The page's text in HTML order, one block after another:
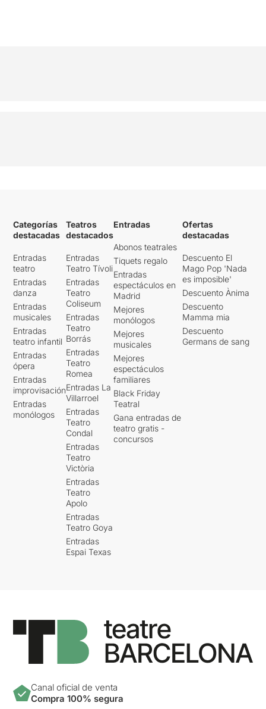
Categorías
destacadas
Entradas
teatro
Entradas
danza
Entradas
musicales
Entradas
teatro infantil
Entradas
ópera
Entradas
improvisación
Entradas
monólogos
Teatros
destacados
Entradas
Teatro Tívoli
Entradas
Teatro
Coliseum
Entradas
Teatro
Borrás
Entradas
Teatro
Romea
Entradas La
Villarroel
Entradas
Teatro
Condal
Entradas
Teatro
Victòria
Entradas
Teatro
Apolo
Entradas
Teatro Goya
Entradas
Espai Texas
Entradas
Abonos teatrales
Tiquets regalo
Entradas
espectáculos en
Madrid
Mejores
monólogos
Mejores
musicales
Mejores
espectáculos
familiares
Black Friday
Teatral
Gana entradas de
teatro gratis -
concursos
Ofertas
destacadas
Descuento El
Mago Pop 'Nada
es imposible'
Descuento Ànima
Descuento
Mamma mia
Descuento
Germans de sang
Canal oficial de venta
Compra 100% segura